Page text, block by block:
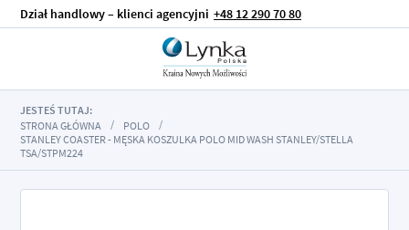
Dział handlowy – klienci agencyjni +48 12 290 70 80
JESTEŚ TUTAJ:
STRONA GŁÓWNA
POLO
STANLEY COASTER - MĘSKA KOSZULKA POLO MID WASH STANLEY/STELLA
TSA/STPM224